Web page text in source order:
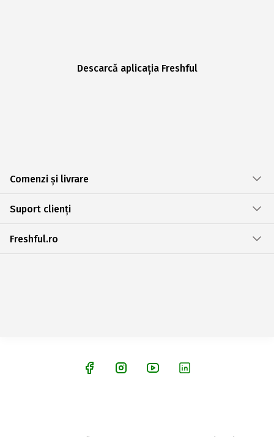
Descarcă aplicația Freshful
Comenzi și livrare
Suport clienți
Freshful.ro